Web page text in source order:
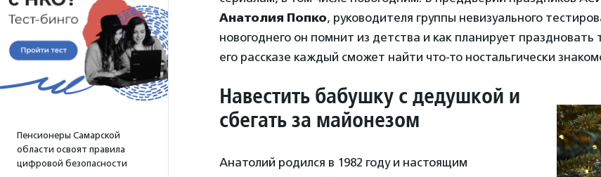
Пенсионеры Самарской
области освоят правила
цифровой безопасности
Анатолия Попко, руководителя группы невизуального
новогоднего он помнит из детства и как планирует
его рассказе каждый сможет найти что-то ностальгически
Навестить бабушку с дедушкой и
сбегать за майонезом
Анатолий родился в 1982 году и настоящим